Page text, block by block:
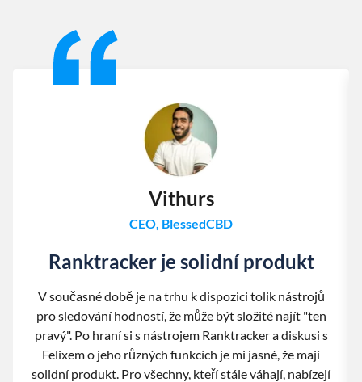
Vithurs
CEO, BlessedCBD
Ranktracker je solidní produkt
V současné době je na trhu k dispozici tolik nástrojů
pro sledování hodností, že může být složité najít "ten
pravý". Po hraní si s nástrojem Ranktracker a diskusi s
Felixem o jeho různých funkcích je mi jasné, že mají
solidní produkt. Pro všechny, kteří stále váhají, nabízejí